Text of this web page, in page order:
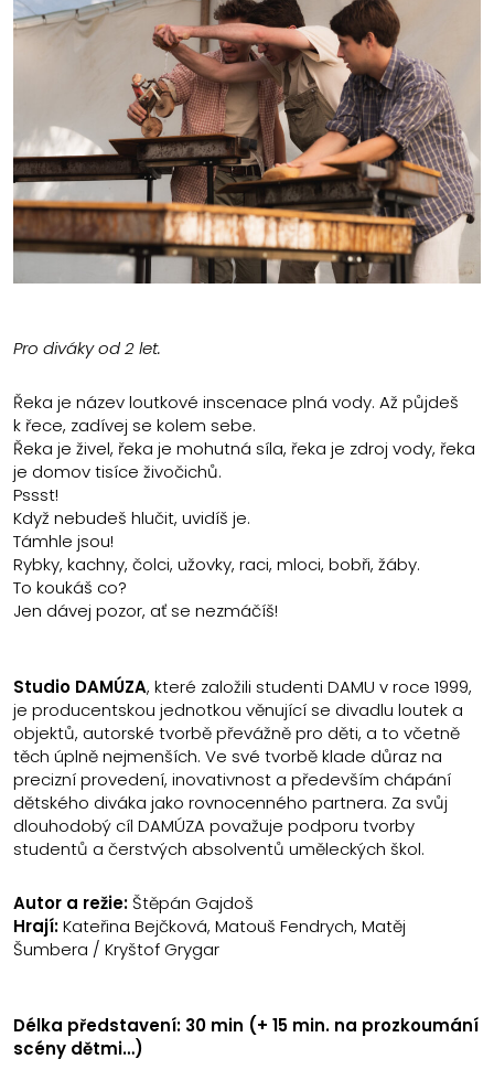
Pro diváky od 2 let.
Řeka je název loutkové inscenace plná vody. Až půjdeš
k řece, zadívej se kolem sebe.
Řeka je živel, řeka je mohutná síla, řeka je zdroj vody, řeka
je domov tisíce živočichů.
Pssst!
Když nebudeš hlučit, uvidíš je.
Támhle jsou!
Rybky, kachny, čolci, užovky, raci, mloci, bobři, žáby.
To koukáš co?
Jen dávej pozor, ať se nezmáčíš!
Studio DAMÚZA, které založili studenti DAMU v roce 1999,
je producentskou jednotkou věnující se divadlu loutek a
objektů, autorské tvorbě převážně pro děti, a to včetně
těch úplně nejmenších. Ve své tvorbě klade důraz na
precizní provedení, inovativnost a především chápání
dětského diváka jako rovnocenného partnera. Za svůj
dlouhodobý cíl DAMÚZA považuje podporu tvorby
studentů a čerstvých absolventů uměleckých škol.
Autor a režie: Štěpán Gajdoš
Hrají:Kateřina Bejčková, Matouš Fendrych, Matěj
Šumbera / Kryštof Grygar
Délka představení: 30 min (+ 15 min. na prozkoumání
scény dětmi…)